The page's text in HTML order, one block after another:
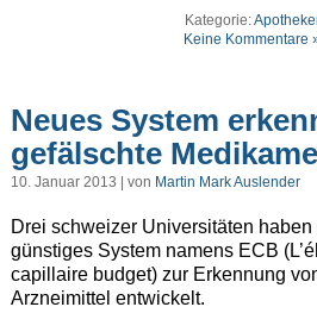
Kategorie:
Keine Kommentare
Neues System
gefälschte
10. Januar 2013 | von Martin Mark Auslender
Drei schweizer Universitäten
günstiges System namens ECB
capillaire budget) zur Erkennung
Arzneimittel entwickelt.